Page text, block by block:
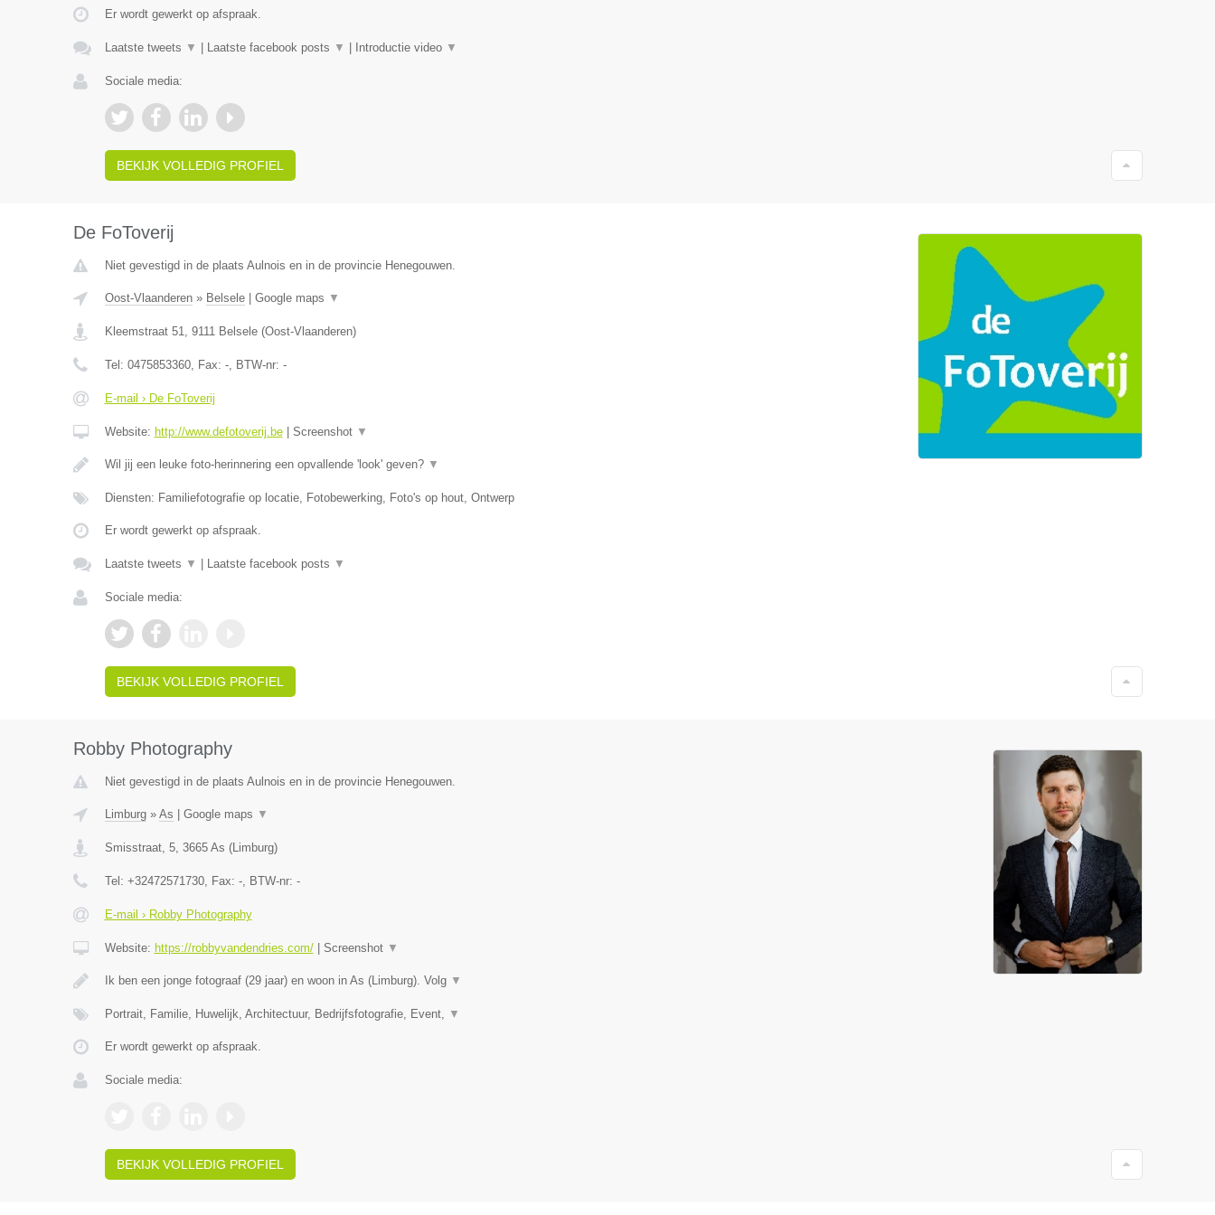
Er wordt gewerkt op afspraak.
Laatste tweets ▼ Laatste facebook posts ▼ Introductie video ▼
Sociale media:
BEKIJK VOLLEDIG PROFIEL
De FoToverij
Niet gevestigd in de plaats Aulnois en in de provincie Henegouwen.
Oost-Vlaanderen» Belsele| Google maps ▼
Kleemstraat 51, 9111 Belsele(Oost-Vlaanderen)
Tel: 0475853360, Fax: -, BTW-nr: -
E-mail › De FoToverij
Website: http://www.defotoverij.be| Screenshot ▼
Wil jij een leuke foto-herinnering een opvallende 'look' geven? ▼
Diensten: Familiefotografie op locatie, Fotobewerking, Foto's op hout, Ontwerp
Er wordt gewerkt op afspraak.
Laatste tweets ▼ Laatste facebook posts ▼
Sociale media:
BEKIJK VOLLEDIG PROFIEL
Robby Photography
Niet gevestigd in de plaats Aulnois en in de provincie Henegouwen.
Limburg» As Google maps ▼
Smisstraat, 5, 3665 As (Limburg)
Tel: +32472571730, Fax: -, BTW-nr: -
E-mail › Robby Photography
Website: https://robbyvandendries.com/| Screenshot ▼
Ik ben een jonge fotograaf (29 jaar) en woon in As (Limburg). Volg ▼
Portrait, Familie, Huwelijk, Architectuur, Bedrijfsfotografie, Event, ▼
Er wordt gewerkt op afspraak.
Sociale media:
BEKIJK VOLLEDIG PROFIEL